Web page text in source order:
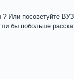
Или посоветуйте
бы побольше